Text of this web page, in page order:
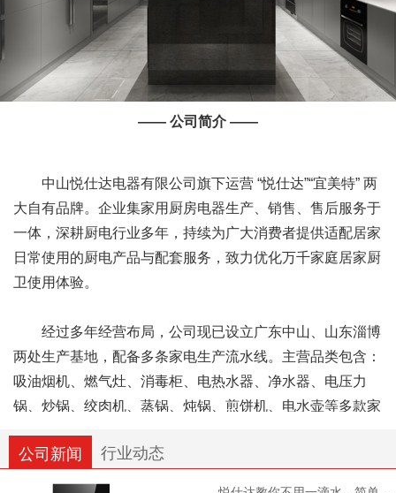
—— 公司简介 ——
中山悦仕达电器有限公司旗下运营 “悦仕达”“宜美特” 两
大自有品牌。企业集家用厨房电器生产、销售、售后服务于
一体，深耕厨电行业多年，持续为广大消费者提供适配居家
日常使用的厨电产品与配套服务，致力优化万千家庭居家厨
卫使用体验。
经过多年经营布局，公司现已设立广东中山、山东淄博
两处生产基地，配备多条家电生产流水线。主营品类包含：
吸油烟机、燃气灶、消毒柜、电热水器、净水器、电压力
锅、炒锅、绞肉机、蒸锅、炖锅、煎饼机、电水壶等多款家
对应的合规资质认证。公司组建专职技术工艺班组与市场运
营团队，各岗位相互配合协作，企业整体经营规模逐年平稳
公司新闻 行业动态